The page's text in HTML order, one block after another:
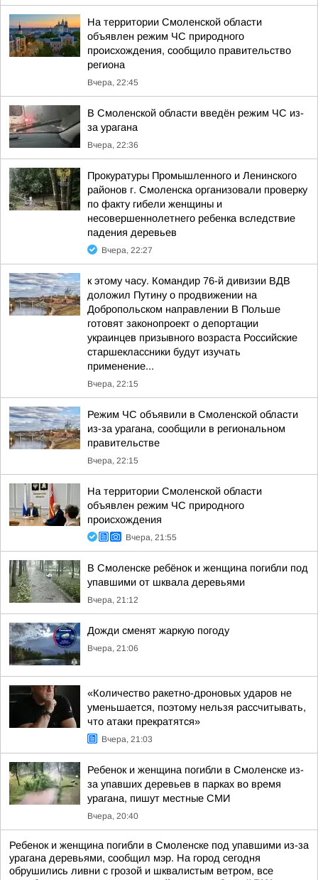
На территории Смоленской области
объявлен режим ЧС природного
происхождения, сообщило правительство
региона
Вчера, 22:45
В Смоленской области введён режим ЧС из-
за урагана
Вчера, 22:36
Прокуратуры Промышленного и Ленинского
районов г. Смоленска организовали проверку
по факту гибели женщины и
несовершеннолетнего ребенка вследствие
падения деревьев
Вчера, 22:27
к этому часу. Командир 76-й дивизии ВДВ
доложил Путину о продвижении на
Добропольском направлении В Польше
готовят законопроект о депортации
украинцев призывного возраста Российские
старшеклассники будут изучать
применение...
Вчера, 22:15
Режим ЧС объявили в Смоленской области
из-за урагана, сообщили в региональном
правительстве
Вчера, 22:15
На территории Смоленской области
объявлен режим ЧС природного
происхождения
Вчера, 21:55
В Смоленске ребёнок и женщина погибли под
упавшими от шквала деревьями
Вчера, 21:12
Дожди сменят жаркую погоду
Вчера, 21:06
«Количество ракетно-дроновых ударов не
уменьшается, поэтому нельзя рассчитывать,
что атаки прекратятся»
Вчера, 21:03
Ребенок и женщина погибли в Смоленске из-
за упавших деревьев в парках во время
урагана, пишут местные СМИ
Вчера, 20:40
Ребенок и женщина погибли в Смоленске под упавшими из-за
урагана деревьями, сообщил мэр. На город сегодня
обрушились ливни с грозой и шквалистым ветром, все